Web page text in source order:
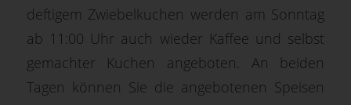
deftigem Zwiebelkuchen werden am Sonntag
ab 11:00 Uhr auch wieder Kaffee und selbst
gemachter Kuchen angeboten. An beiden
Tagen können Sie die angebotenen Speisen